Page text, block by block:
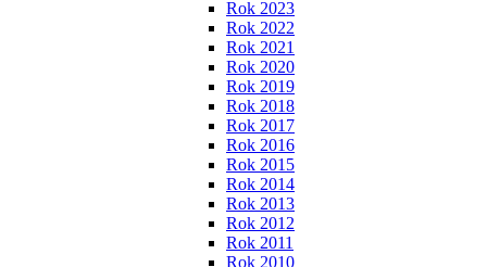
Rok 2023
Rok 2022
Rok 2021
Rok 2020
Rok 2019
Rok 2018
Rok 2017
Rok 2016
Rok 2015
Rok 2014
Rok 2013
Rok 2012
Rok 2011
Rok 2010